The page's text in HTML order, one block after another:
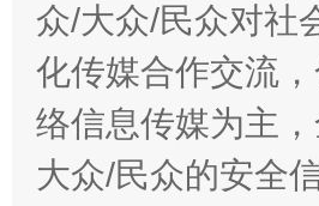
众/大众/民众对社
化传媒合作交流
络信息传媒为主
大众/民众的安全